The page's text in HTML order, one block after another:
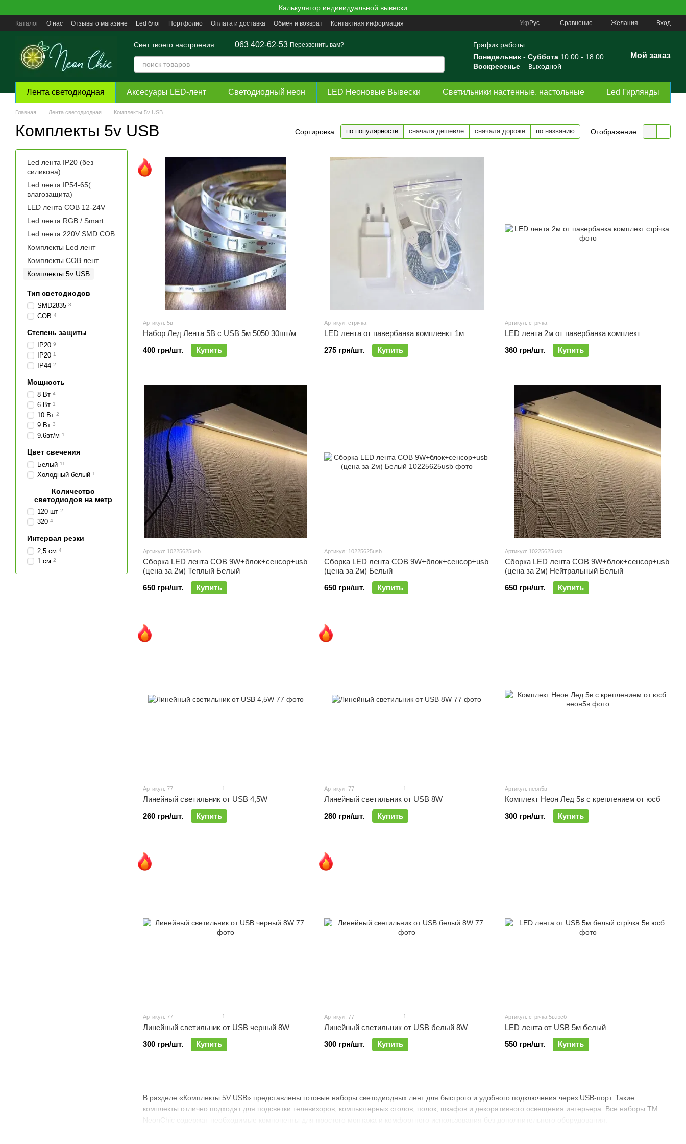
Калькулятор индивидуальной вывески
Каталог О нас Отзывы о магазине Led блог Портфолио Оплата и доставка Обмен и возврат
Контактная информация
Укр Рус Сравнение Желания Вход
Свет твоего настроения 063 402-62-53 Перезвонить вам?
График работы:
Понедельник - Суббота 10:00 - 18:00
Воскресенье
Выходной
Мой заказ
Лента светодиодная Аксесуары LED-лент Светодиодный неон LED Неоновые Вывески Светильники настенные, настольные Led Гирлянды
Главная Лента светодиодная Комплекты 5v USB
Комплекты 5v USB Сортировка: по популярности сначала дешевле сначала дороже по названию Отображение:
В разделе «Комплекты 5V USB» представлены готовые наборы светодиодных лент для быстрого и удобного подключения через USB-порт. Такие
комплекты отлично подходят для подсветки телевизоров, компьютерных столов, полок, шкафов и декоративного освещения интерьера. Все наборы TM
NeonChic содержат необходимые компоненты для простого монтажа и комфортного использования без дополнительного оборудования.
Артикул: 5в
Набор Лед Лента 5В с USB 5м 5050 30шт/м
400 грн/шт.
Купить
Артикул: стрічка
LED лента от павербанка компленкт 1м
275 грн/шт.
Купить
Артикул: стрічка
LED лента 2м от павербанка комплект
360 грн/шт.
Купить
Артикул: 10225625usb
Сборка LED лента СОВ 9W+блок+сенсор+usb
(цена за 2м) Теплый Белый
650 грн/шт.
Купить
Артикул: 10225625usb
Сборка LED лента СОВ 9W+блок+сенсор+usb
(цена за 2м) Белый
650 грн/шт.
Купить
Артикул: 10225625usb
Сборка LED лента СОВ 9W+блок+сенсор+usb
(цена за 2м) Нейтральный Белый
650 грн/шт.
Купить
Артикул: 77 1
Линейный светильник от USB 4,5W
260 грн/шт.
Купить
Артикул: 77 1
Линейный светильник от USB 8W
280 грн/шт.
Купить
Артикул: неон5в
Комплект Неон Лед 5в с креплением от юсб
300 грн/шт.
Купить
Артикул: 77 1
Линейный светильник от USB черный 8W
300 грн/шт.
Купить
Артикул: 77 1
Линейный светильник от USB белый 8W
300 грн/шт.
Купить
Артикул: стрічка 5в.юсб
LED лента от USB 5м белый
550 грн/шт.
Купить
Led лента ІР20 (без
силикона)
Led лента ІР54-65(
влагозащита)
LED лента COB 12-24V
Led лента RGB / Smart
Led лента 220V SMD COB
Комплекты Led лент
Комплекты СОВ лент
Комплекты 5v USB
Тип светодиодов
SMD2835 3
COB 4
Степень защиты
IP20 9
ІР20 1
IP44 2
Мощность
8 Вт 4
6 Вт 1
10 Вт 2
9 Вт 3
9.6вт/м 1
Цвет свечения
Белый 11
Холодный белый 1
Количество
светодиодов на метр
120 шт 2
320 4
Интервал резки
2,5 см 4
1 см 2